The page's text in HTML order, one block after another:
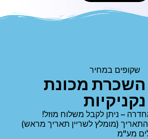
שקופים במחיר
השכרת מכונת
נקניקיות
– ניתן לקבל משלוח מוזל!
התאריך (מומלץ לשריין תאריך מראש)
מע"מ